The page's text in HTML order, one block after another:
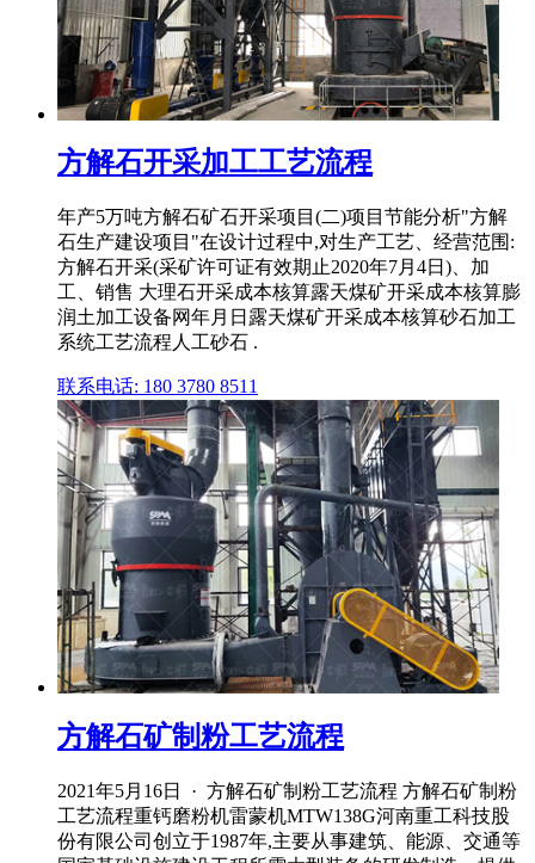
方解石开采加工工艺流程
年产5万吨方解石矿石开采项目(二)项目节能分析"方解
石生产建设项目"在设计过程中,对生产工艺、经营范围:
方解石开采(采矿许可证有效期止2020年7月4日)、加
工、销售 大理石开采成本核算露天煤矿开采成本核算膨
润土加工设备网年月日露天煤矿开采成本核算砂石加工
系统工艺流程人工砂石 .
联系电话: 180 3780 8511
方解石矿制粉工艺流程
2021年5月16日 · 方解石矿制粉工艺流程 方解石矿制粉
工艺流程重钙磨粉机雷蒙机MTW138G河南重工科技股
份有限公司创立于1987年,主要从事建筑、能源、交通等